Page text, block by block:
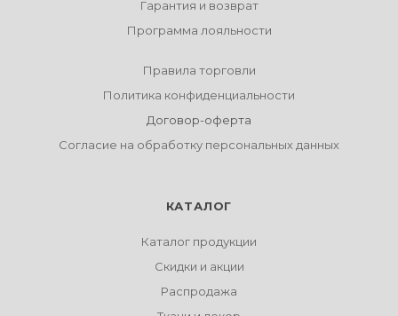
Гарантия и возврат
Программа лояльности
Правила торговли
Политика конфиденциальности
Договор-оферта
Согласие на обработку персональных данных
КАТАЛОГ
Каталог продукции
Скидки и акции
Распродажа